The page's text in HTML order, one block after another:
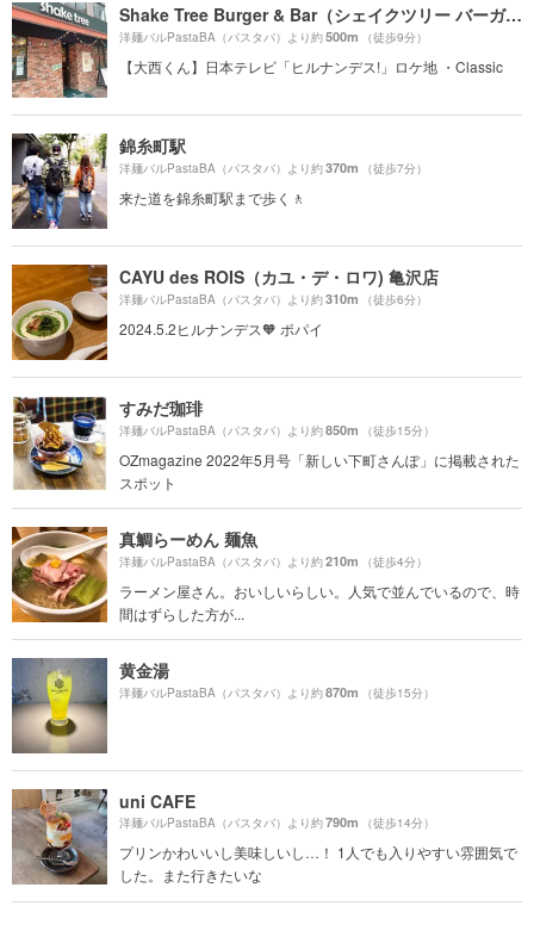
Shake Tree Burger & Bar（シェイクツリー バーガー＆バー）
洋麺バルPastaBA（パスタバ）より約500m （徒歩9分）
【大西くん】日本テレビ「ヒルナンデス!」ロケ地 ・Classic
錦糸町駅
洋麺バルPastaBA（パスタバ）より約370m （徒歩7分）
来た道を錦糸町駅まで歩く🚶
CAYU des ROIS（カユ・デ・ロワ) 亀沢店
洋麺バルPastaBA（パスタバ）より約310m （徒歩6分）
2024.5.2ヒルナンデス🧡 ポパイ
すみだ珈琲
洋麺バルPastaBA（パスタバ）より約850m （徒歩15分）
OZmagazine 2022年5月号「新しい下町さんぽ」に掲載された
スポット
真鯛らーめん 麺魚
洋麺バルPastaBA（パスタバ）より約210m （徒歩4分）
ラーメン屋さん。おいしいらしい。人気で並んでいるので、時
間はずらした方が...
黄金湯
洋麺バルPastaBA（パスタバ）より約870m （徒歩15分）
uni CAFE
洋麺バルPastaBA（パスタバ）より約790m （徒歩14分）
プリンかわいいし美味しいし…！ 1人でも入りやすい雰囲気で
した。また行きたいな